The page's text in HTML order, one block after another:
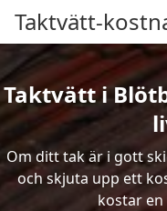
Taktvätt-
Taktvätt i
Om ditt tak är i gott
och skjuta upp ett
kostar